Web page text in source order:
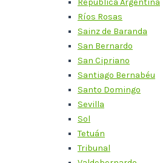
Ríos Rosas
Sainz de Baranda
San Bernardo
San Cipriano
Santiago Bernabéu
Santo Domingo
Sevilla
Sol
Tetuán
Tribunal